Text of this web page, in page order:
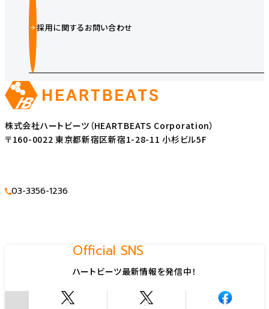
採用に関するお問い合わせ
株式会社ハートビーツ（HEARTBEATS Corporation）
〒160-0022 東京都新宿区新宿1-28-11 小杉ビル5F
03-3356-1236
Official SNS
ハートビーツ最新情報を発信中！